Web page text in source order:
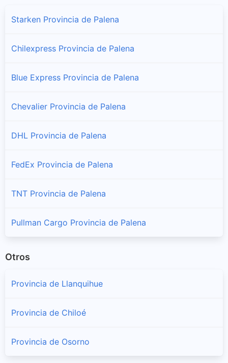
Starken Provincia de Palena
Chilexpress Provincia de Palena
Blue Express Provincia de Palena
Chevalier Provincia de Palena
DHL Provincia de Palena
FedEx Provincia de Palena
TNT Provincia de Palena
Pullman Cargo Provincia de Palena
Otros
Provincia de Llanquihue
Provincia de Chiloé
Provincia de Osorno